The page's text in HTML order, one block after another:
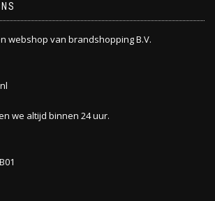
webshop van brandshopping B.V.
we altijd binnen 24 uur.